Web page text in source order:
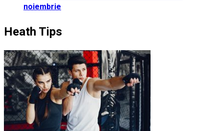
noiembrie
Heath Tips